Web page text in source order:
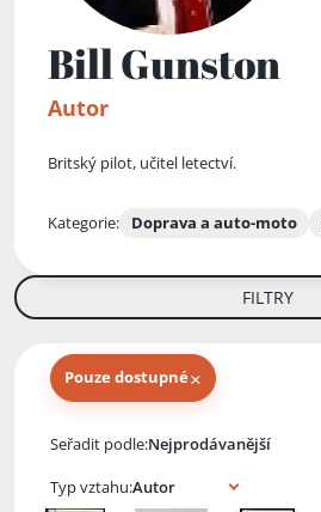
Bill Gunston
Autor
Britský pilot, učitel letectví.
Kategorie: Doprava a auto-moto
FILTRY
Pouze dostupné×
Seřadit podle:
Typ vztahu: